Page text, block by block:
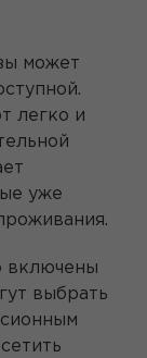
может
легко и
уже
включены
выбрать